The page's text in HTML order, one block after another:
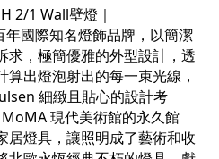
2/1 Wall壁燈｜
年國際知名燈飾品牌，以簡潔
求，極簡優雅的外型設計，透
出燈泡射出的每一束光線，
細緻且貼心的設計考
MoMA現代美術館的永久館
居燈具，讓照明成了藝術和收